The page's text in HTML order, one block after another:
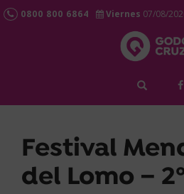
0800 800 6864 Viernes 07/08/
Festival
del Lomo –